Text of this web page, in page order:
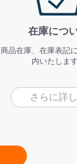
在庫につ
商品在庫、在庫表記
内いたしま
さらに詳